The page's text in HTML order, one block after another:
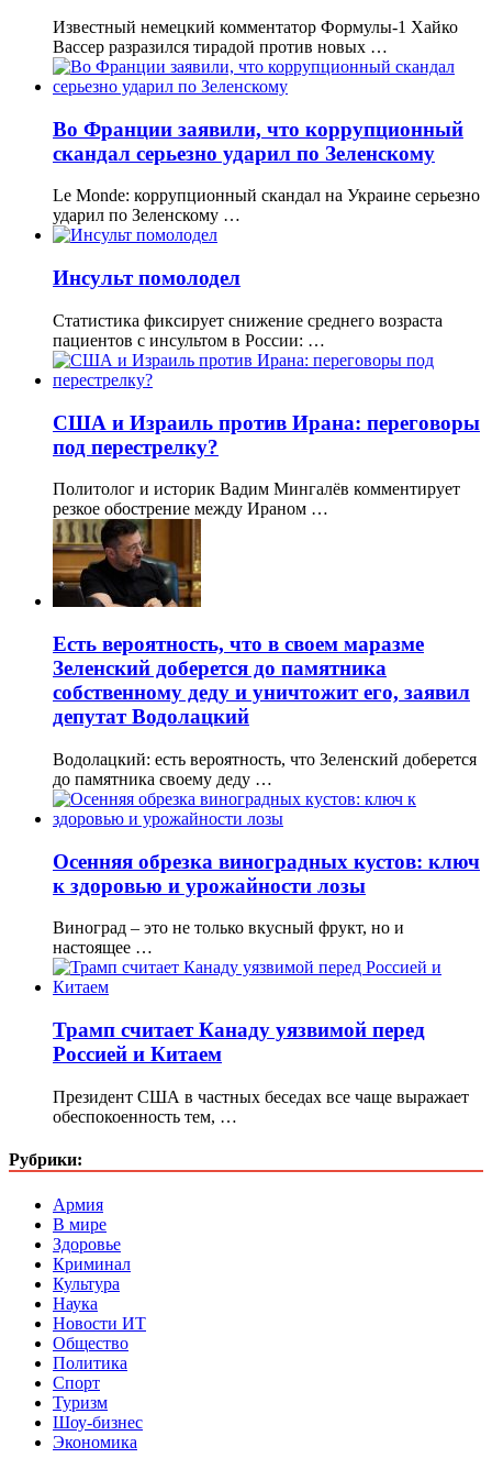
Известный немецкий комментатор Формулы-1 Хайко
Вассер разразился тирадой против новых …
Во Франции заявили, что коррупционный
скандал серьезно ударил по Зеленскому
Le Monde: коррупционный скандал на Украине серьезно
ударил по Зеленскому …
Инсульт помолодел
Статистика фиксирует снижение среднего возраста
пациентов с инсультом в России: …
США и Израиль против Ирана: переговоры
под перестрелку?
Политолог и историк Вадим Мингалёв комментирует
резкое обострение между Ираном …
Есть вероятность, что в своем маразме
Зеленский доберется до памятника
собственному деду и уничтожит его, заявил
депутат Водолацкий
Водолацкий: есть вероятность, что Зеленский доберется
до памятника своему деду …
Осенняя обрезка виноградных кустов: ключ
к здоровью и урожайности лозы
Виноград – это не только вкусный фрукт, но и
настоящее …
Трамп считает Канаду уязвимой перед
Россией и Китаем
Президент США в частных беседах все чаще выражает
обеспокоенность тем, …
Рубрики:
Армия
В мире
Здоровье
Криминал
Культура
Наука
Новости ИТ
Общество
Политика
Спорт
Туризм
Шоу-бизнес
Экономика